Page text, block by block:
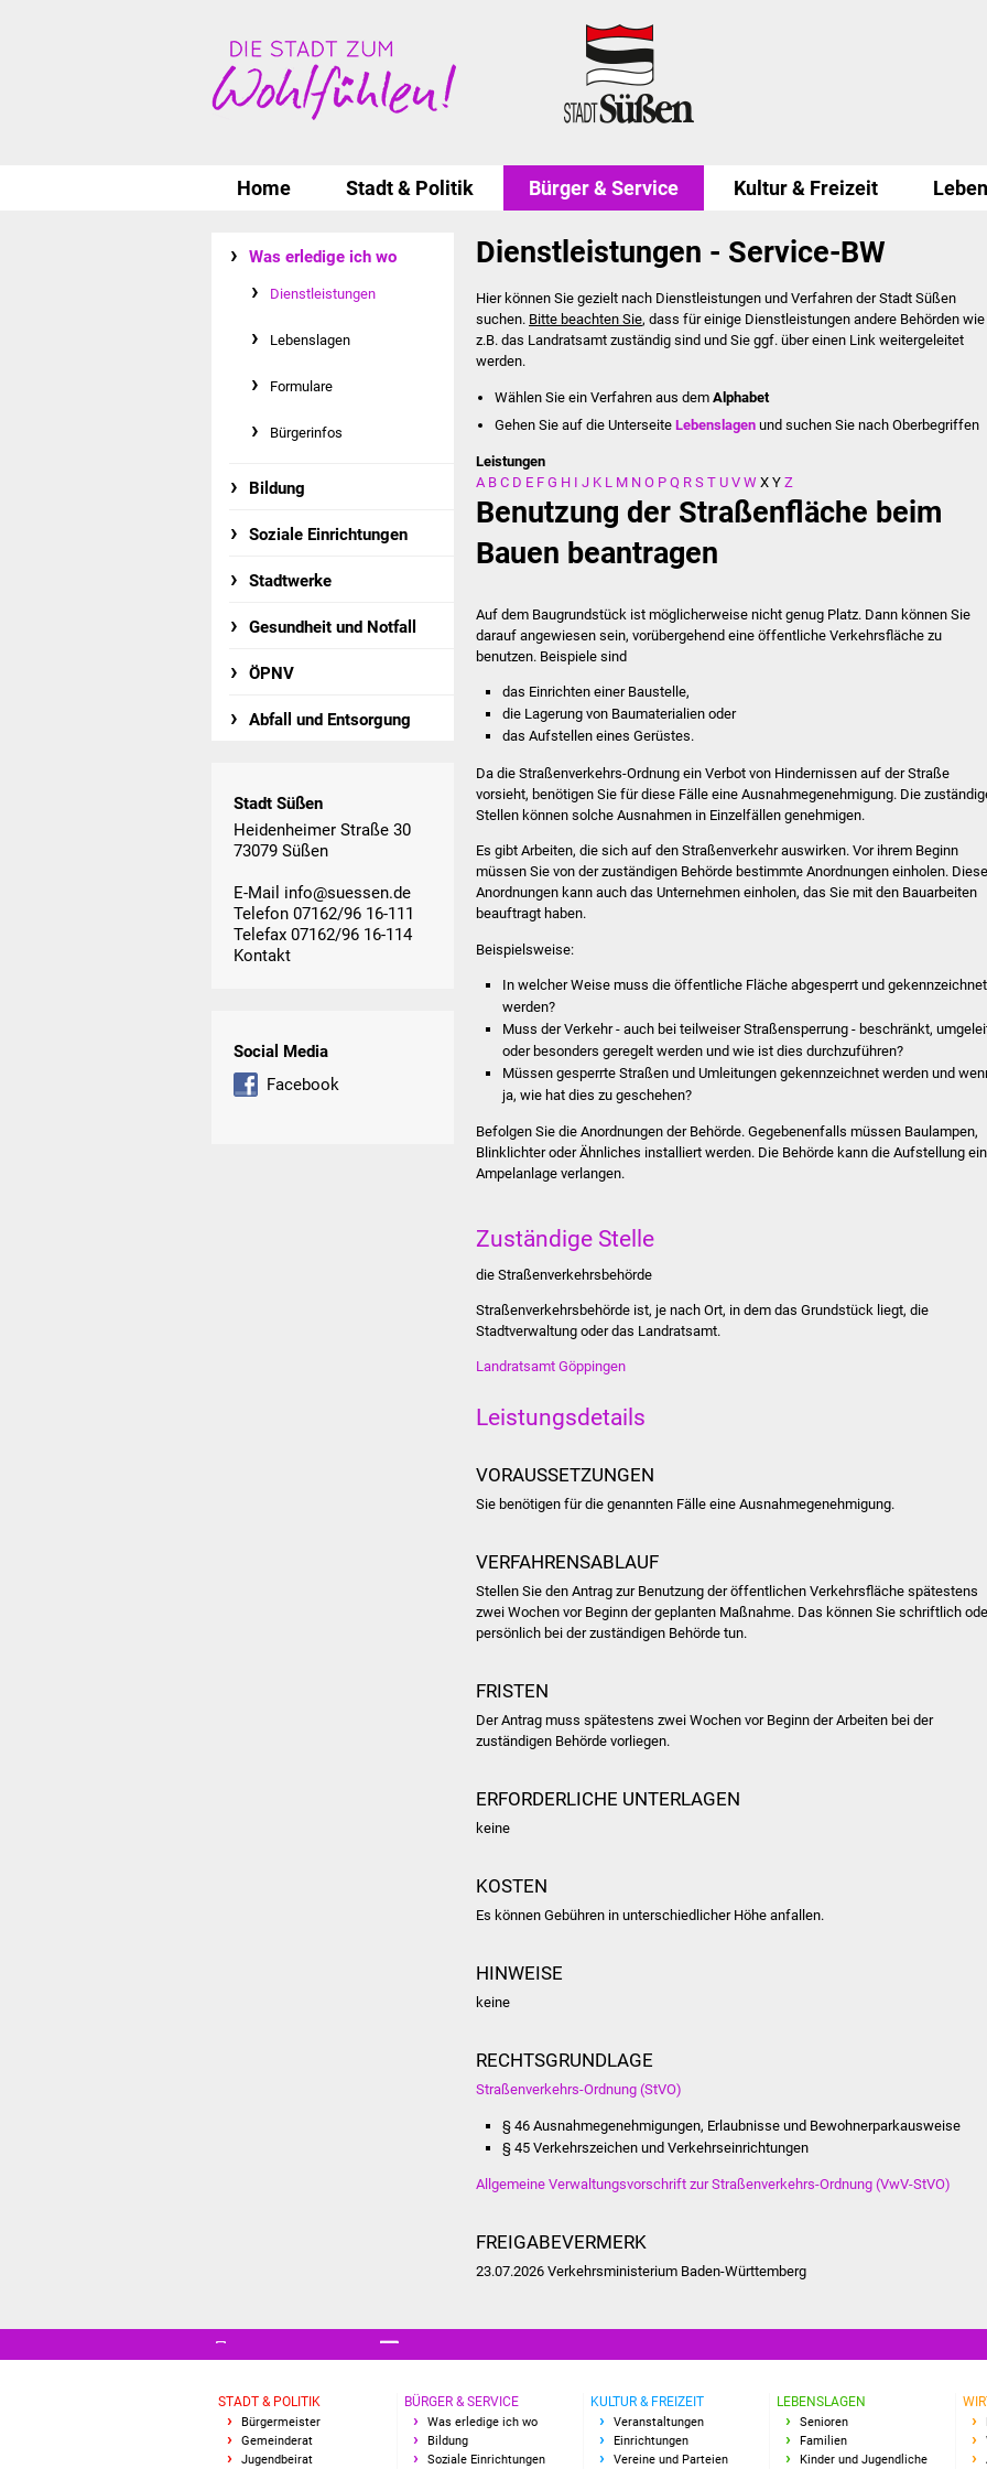
Home Stadt & Politik Bürger & Service Kultur & Freizeit
Was erledige ich wo
Dienstleistungen
Lebenslagen
Formulare
Bürgerinfos
Bildung
Soziale Einrichtungen
Stadtwerke
Gesundheit und Notfall
ÖPNV
Abfall und Entsorgung
Stadt Süßen
Heidenheimer Straße 30
73079 Süßen
E-Mail info@suessen.de
Telefon 07162/96 16-111
Telefax 07162/96 16-114
Kontakt
Social Media
Facebook
Dienstleistungen - Service-BW
Hier können Sie gezielt nach Dienstleistungen und Verfahren der Stadt Süßen
suchen. Bitte beachten Sie, dass für einige Dienstleistungen andere Behörden wie
z.B. das Landratsamt zuständig sind und Sie ggf. über einen Link weitergeleitet
werden.
Wählen Sie ein Verfahren aus dem Alphabet
Gehen Sie auf die UnterseiteLebenslagen und suchen Sie nach Oberbegriffen
Leistungen
A B C D E F G H I J K L M N O P Q R S T U V W X Y Z
Benutzung der Straßenfläche beim
Bauen beantragen
Auf dem Baugrundstück ist möglicherweise nicht genug Platz. Dann können Sie
darauf angewiesen sein, vorübergehend eine öffentliche Verkehrsfläche zu
benutzen. Beispiele sind
das Einrichten einer Baustelle,
die Lagerung von Baumaterialien oder
das Aufstellen eines Gerüstes.
Da die Straßenverkehrs-Ordnung ein Verbot von Hindernissen auf der Straße
vorsieht, benötigen Sie für diese Fälle eine Ausnahmegenehmigung. Die
Stellen können solche Ausnahmen in Einzelfällen genehmigen.
Es gibt Arbeiten, die sich auf den Straßenverkehr auswirken. Vor ihrem Beginn
müssen Sie von der zuständigen Behörde bestimmte Anordnungen einholen. Diese
Anordnungen kann auch das Unternehmen einholen, das Sie mit den Bauarbeiten
beauftragt haben.
Beispielsweise:
In welcher Weise muss die öffentliche Fläche abgesperrt und gekennzeichnet
werden?
Muss der Verkehr - auch bei teilweiser Straßensperrung - beschränkt,
oder besonders geregelt werden und wie ist dies durchzuführen?
Müssen gesperrte Straßen und Umleitungen gekennzeichnet werden und
ja, wie hat dies zu geschehen?
Befolgen Sie die Anordnungen der Behörde. Gegebenenfalls müssen Baulampen,
Blinklichter oder Ähnliches installiert werden. Die Behörde kann die Aufstellung
Ampelanlage verlangen.
Zuständige Stelle
die Straßenverkehrsbehörde
Straßenverkehrsbehörde ist, je nach Ort, in dem das Grundstück liegt, die
Stadtverwaltung oder das Landratsamt.
Landratsamt Göppingen
Leistungsdetails
VORAUSSETZUNGEN
Sie benötigen für die genannten Fälle eine Ausnahmegenehmigung.
VERFAHRENSABLAUF
Stellen Sie den Antrag zur Benutzung der öffentlichen Verkehrsfläche spätestens
zwei Wochen vor Beginn der geplanten Maßnahme. Das können Sie schriftlich
persönlich bei der zuständigen Behörde tun.
FRISTEN
Der Antrag muss spätestens zwei Wochen vor Beginn der Arbeiten bei der
zuständigen Behörde vorliegen.
ERFORDERLICHE UNTERLAGEN
keine
KOSTEN
Es können Gebühren in unterschiedlicher Höhe anfallen.
HINWEISE
keine
RECHTSGRUNDLAGE
Straßenverkehrs-Ordnung (StVO)
§ 46 Ausnahmegenehmigungen, Erlaubnisse und Bewohnerparkausweise
§ 45 Verkehrszeichen und Verkehrseinrichtungen
Allgemeine Verwaltungsvorschrift zur Straßenverkehrs-Ordnung (VwV-StVO)
FREIGABEVERMERK
23.07.2026 Verkehrsministerium Baden-Württemberg
STADT & POLITIK
Bürgermeister
Gemeinderat
Jugendbeirat
BÜRGER & SERVICE
Was erledige ich wo
Bildung
Soziale Einrichtungen
KULTUR & FREIZEIT
Veranstaltungen
Einrichtungen
Vereine und Parteien
LEBENSLAGEN
Senioren
Familien
Kinder und Jugendliche